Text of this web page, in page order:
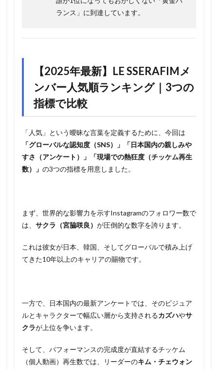
ランス」に到達しています。
【2025年最新】LE SSERAFIMメ
ンバー人気順ランキング｜3つの
指標で比較
「人気」という曖昧な言葉を定義するために、今回は
「グローバルな認知度（SNS）」「日本国内の親しみや
すさ（アンケート）」「現場での熱狂度（チッケム再生
数）」 の3つの指標を用意しました。
まず、世界的な影響力を示すInstagramのフォロワー数で
は、 サクラ（宮脇咲良） が圧倒的な数字を誇ります。
これは彼女が日本、韓国、そしてグローバルで積み上げ
てきた10年以上のキャリアの賜物です。
一方で、日本国内の最新アンケートでは、そのビジュア
ルとキャラクターで幅広い層から支持されるカズハやサ
クラが上位を争います。
そして、パフォーマンスの完成度が直結するチッケム
（個人動画）再生数では、リーダーのキム・チェウォン